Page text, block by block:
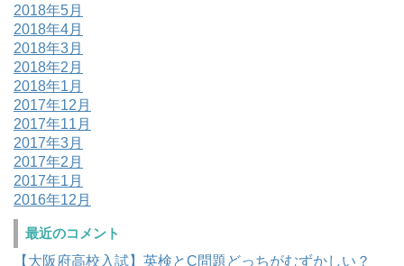
2018年5月
2018年4月
2018年3月
2018年2月
2018年1月
2017年12月
2017年11月
2017年3月
2017年2月
2017年1月
2016年12月
最近のコメント
【大阪府高校入試】英検とC問題どっちがむずかしい？